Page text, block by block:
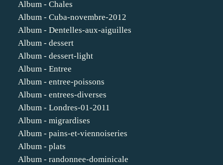
Album - Chales
Album - Cuba-novembre-2012
Album - Dentelles-aux-aiguilles
Album - dessert
Album - dessert-light
Album - Entree
Album - entree-poissons
Album - entrees-diverses
Album - Londres-01-2011
Album - migrardises
Album - pains-et-viennoiseries
Album - plats
Album - randonnee-dominicale